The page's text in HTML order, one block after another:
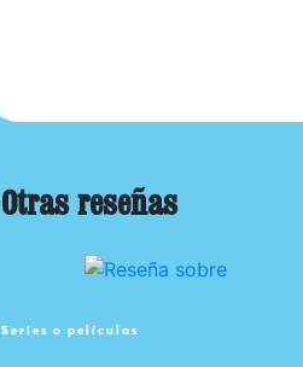
Otras reseñas
Series o películas